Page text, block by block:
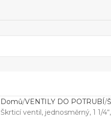
Domů VENTILY DO POTRUBÍ
Škrticí ventil, jednosměrný, 1 1/